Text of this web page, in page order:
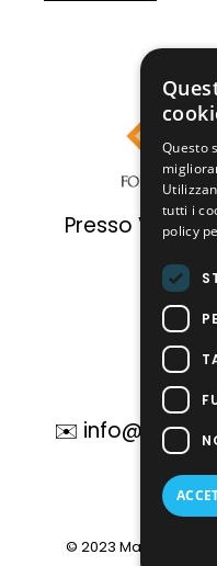
Presso Villa
☎️
✉️
© 2023 Made with ❤️
Questo
tutti i
policy